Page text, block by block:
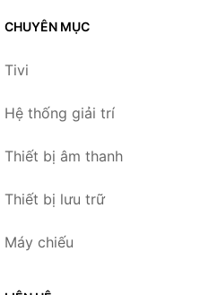
CHUYÊN MỤC
Tivi
Hệ thống giải trí
Thiết bị âm thanh
Thiết bị lưu trữ
Máy chiếu